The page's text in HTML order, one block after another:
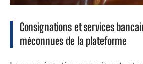
Consignations et services
méconnues de la plateforme